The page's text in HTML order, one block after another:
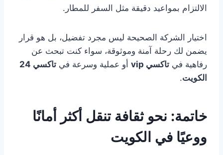
الالتزام بمواعيد دقيقة مثل السفر للمطار.
اختيار الشركة الصحيحة ليس مجرد تفضيل، بل هو قرار
يضمن لك رحلة آمنة وموثوقة، سواء كنت تبحث عن
رفاهية في تاكسي vip أو عملية وسرعة في
تاكسي 24
الكويت.
خاتمة: نحو ثقافة تنقل أكثر أمانًا
ووعيًا في الكويت